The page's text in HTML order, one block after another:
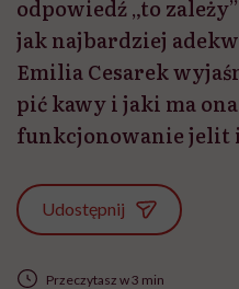
odpowiedź „to
jak najbardziej
Emilia Cesarek
pić kawy i jaki ma
funkcjonowanie jelit
Udostępnij
Przeczytasz w 3 min